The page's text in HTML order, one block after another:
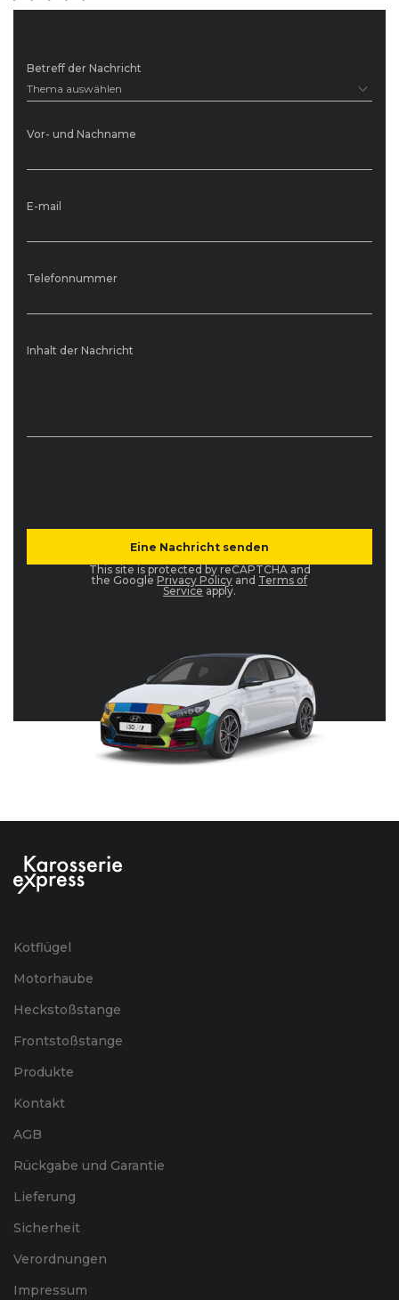
Betreff der Nachricht
Thema auswählen
Vor- und Nachname
E-mail
Telefonnummer
Inhalt der Nachricht
This site is protected by reCAPTCHA and
the Google Privacy Policy and Terms of
Service apply.
Kotflügel
Motorhaube
Heckstoßstange
Frontstoßstange
Produkte
Kontakt
AGB
Rückgabe und Garantie
Lieferung
Sicherheit
Verordnungen
Impressum